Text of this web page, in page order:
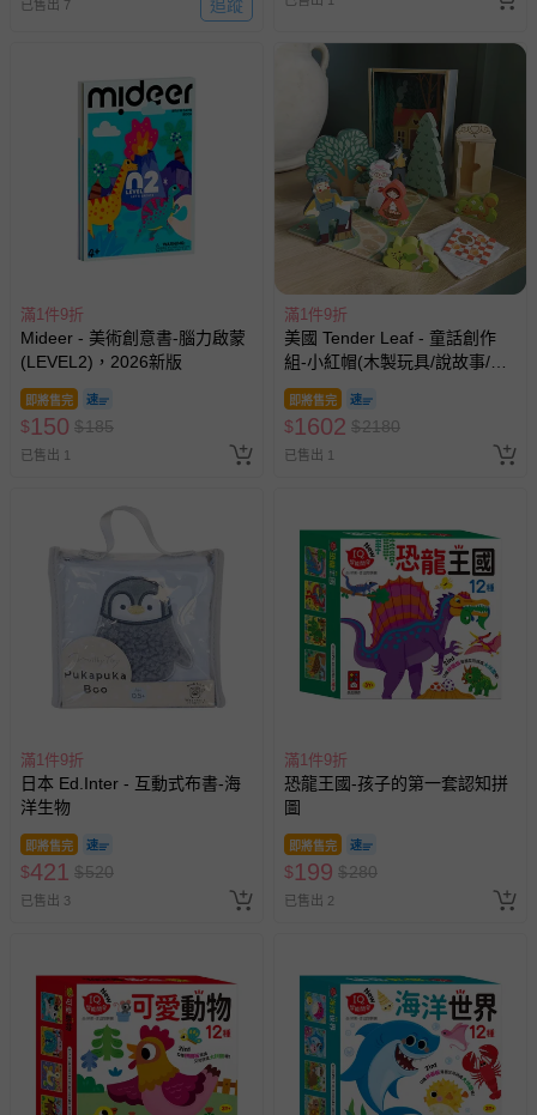
已售出 7 追蹤
滿1件9折
Mideer - 美術創意書-腦力啟蒙
(LEVEL2)，2026新版
即將售完
$150 $185
已售出 1
滿1件9折
美國 Tender Leaf - 童話創作
組-小紅帽(木製玩具/說故事/教
育益智)
即將售完
$1602 $2180
已售出 1
滿1件9折
日本 Ed.Inter - 互動式布書-海
洋生物
即將售完
$421 $520
已售出 3
滿1件9折
恐龍王國-孩子的第一套認知拼
圖
即將售完
$199 $280
已售出 2